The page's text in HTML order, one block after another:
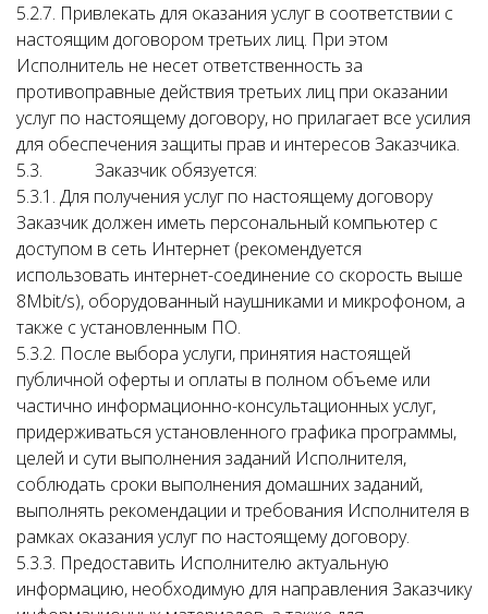
5.2.7. Привлекать для оказания услуг в соответствии с
настоящим договором третьих лиц. При этом
Исполнитель не несет ответственность за
противоправные действия третьих лиц при оказании
услуг по настоящему договору, но прилагает все усилия
для обеспечения защиты прав и интересов Заказчика.
5.3. Заказчик обязуется:
5.3.1. Для получения услуг по настоящему договору
Заказчик должен иметь персональный компьютер с
доступом в сеть Интернет (рекомендуется
использовать интернет-соединение со скорость выше
8Mbit/s), оборудованный наушниками и микрофоном, а
также с установленным ПО.
5.3.2. После выбора услуги, принятия настоящей
публичной оферты и оплаты в полном объеме или
частично информационно-консультационных услуг,
придерживаться установленного графика программы,
целей и сути выполнения заданий Исполнителя,
соблюдать сроки выполнения домашних заданий,
выполнять рекомендации и требования Исполнителя в
рамках оказания услуг по настоящему договору.
5.3.3. Предоставить Исполнителю актуальную
информацию, необходимую для направления Заказчику